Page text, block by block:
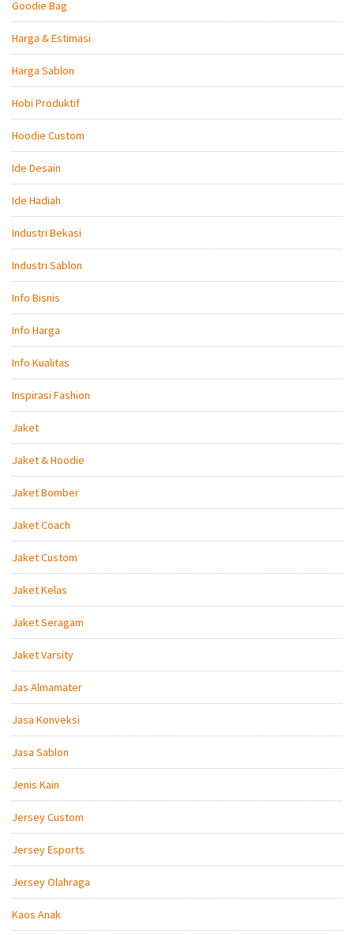
Goodie Bag
Harga & Estimasi
Harga Sablon
Hobi Produktif
Hoodie Custom
Ide Desain
Ide Hadiah
Industri Bekasi
Industri Sablon
Info Bisnis
Info Harga
Info Kualitas
Inspirasi Fashion
Jaket
Jaket & Hoodie
Jaket Bomber
Jaket Coach
Jaket Custom
Jaket Kelas
Jaket Seragam
Jaket Varsity
Jas Almamater
Jasa Konveksi
Jasa Sablon
Jenis Kain
Jersey Custom
Jersey Esports
Jersey Olahraga
Kaos Anak